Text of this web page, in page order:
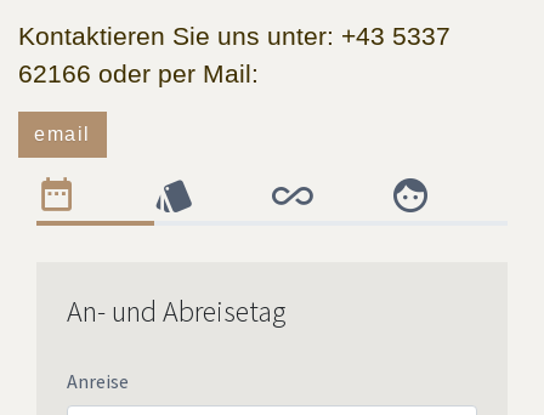
Kontaktieren Sie uns unter: +43 5337
62166 oder per Mail:
email
An- und Abreisetag
Anreise